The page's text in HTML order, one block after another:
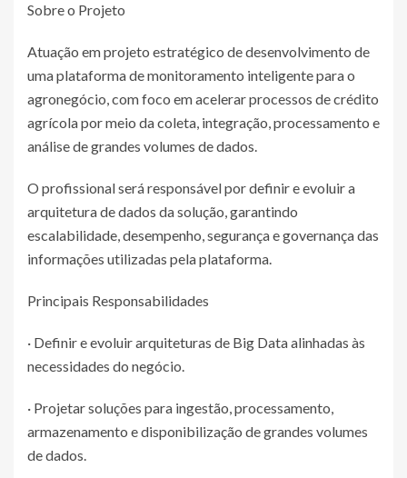
Sobre o Projeto
Atuação em projeto estratégico de desenvolvimento de
uma plataforma de monitoramento inteligente para o
agronegócio, com foco em acelerar processos de crédito
agrícola por meio da coleta, integração, processamento e
análise de grandes volumes de dados.
O profissional será responsável por definir e evoluir a
arquitetura de dados da solução, garantindo
escalabilidade, desempenho, segurança e governança das
informações utilizadas pela plataforma.
Principais Responsabilidades
· Definir e evoluir arquiteturas de Big Data alinhadas às
necessidades do negócio.
· Projetar soluções para ingestão, processamento,
armazenamento e disponibilização de grandes volumes
de dados.